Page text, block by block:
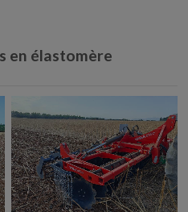
en élastomère